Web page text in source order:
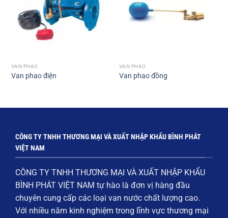
VAN PHAO
Van phao điện
VAN PHAO
Van phao đồng
CÔNG TY TNHH THƯƠNG MẠI VÀ XUẤT NHẬP KHẨU BÌNH PHÁT
VIỆT NAM
CÔNG TY TNHH THƯƠNG MẠI VÀ XUẤT NHẬP KHẨU
BÌNH PHÁT VIỆT NAM tự hào là đơn vị hàng đầu
chuyên cung cấp các loại van nước chất lượng cao.
Với nhiều năm kinh nghiệm trong lĩnh vực thương mại